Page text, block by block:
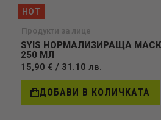
HOT
Продукти за лице
SYIS НОРМАЛИЗИРАЩА
250 МЛ
15,90 € / 31.10 лв.
ДОБАВИ В КОЛИЧКАТА